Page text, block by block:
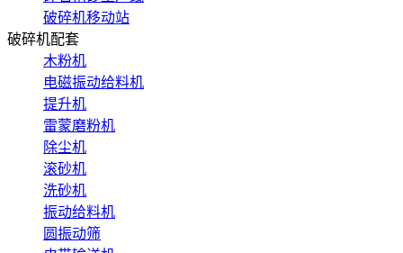
破碎机移动站
破碎机配套
木粉机
电磁振动给料机
提升机
雷蒙磨粉机
除尘机
滚砂机
洗砂机
振动给料机
圆振动筛